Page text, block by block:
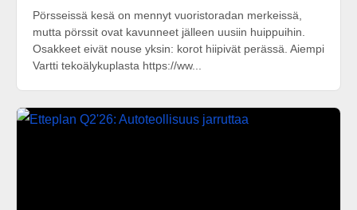
Pörsseissä kesä on mennyt vuoristoradan merkeissä,
mutta pörssit ovat kavunneet jälleen uusiin huippuihin.
Osakkeet eivät nouse yksin: korot hiipivät perässä. Aiempi
Vartti tekoälykuplasta https://ww...